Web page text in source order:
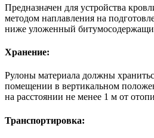
Предназначен для устройства
методом наплавления на
ниже уложенный
Хранение:
Рулоны материала должны
помещении в вертикальном
на расстоянии не менее 1 м от
Транспортировка: